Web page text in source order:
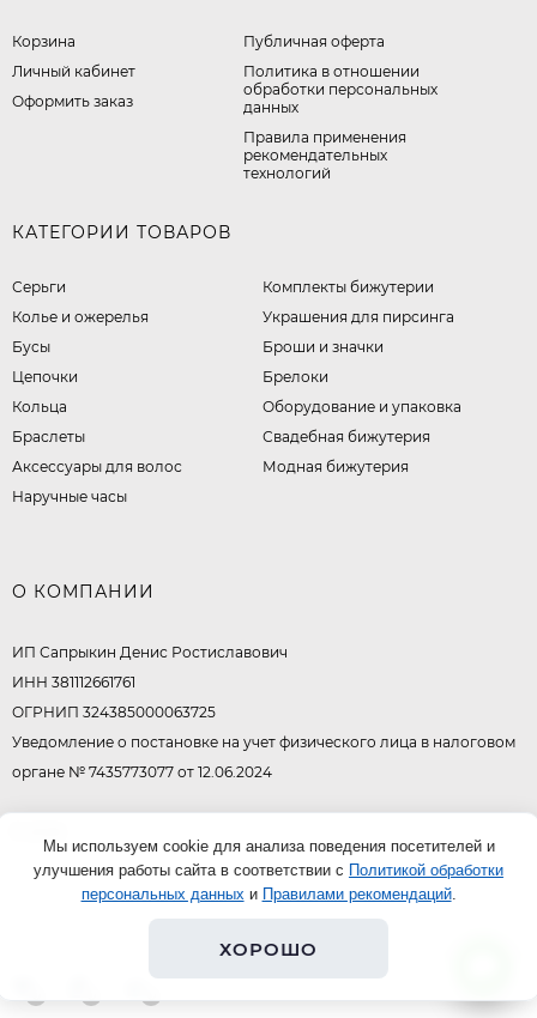
Корзина
Личный кабинет
Оформить заказ
Публичная оферта
​Политика в отношении
обработки персональных
данных
Правила применения
рекомендательных
технологий
КАТЕГОРИИ ТОВАРОВ
Серьги
Колье и ожерелья
Бусы
Цепочки
Кольца
Браслеты
Аксессуары для волос
Наручные часы
Комплекты бижутерии
Украшения для пирсинга
Броши и значки
Брелоки
Оборудование и упаковка
Свадебная бижутерия
Модная бижутерия
О КОМПАНИИ
ИП Сапрыкин Денис Ростиславович
ИНН 381112661761
ОГРНИП 324385000063725
Уведомление о постановке на учет физического лица в налоговом
органе № 7435773077 от 12.06.2024
Мы используем cookie для анализа поведения посетителей и
улучшения работы сайта в соответствии с Политикой обработки
персональных данных и Правилами рекомендаций.
ХОРОШО